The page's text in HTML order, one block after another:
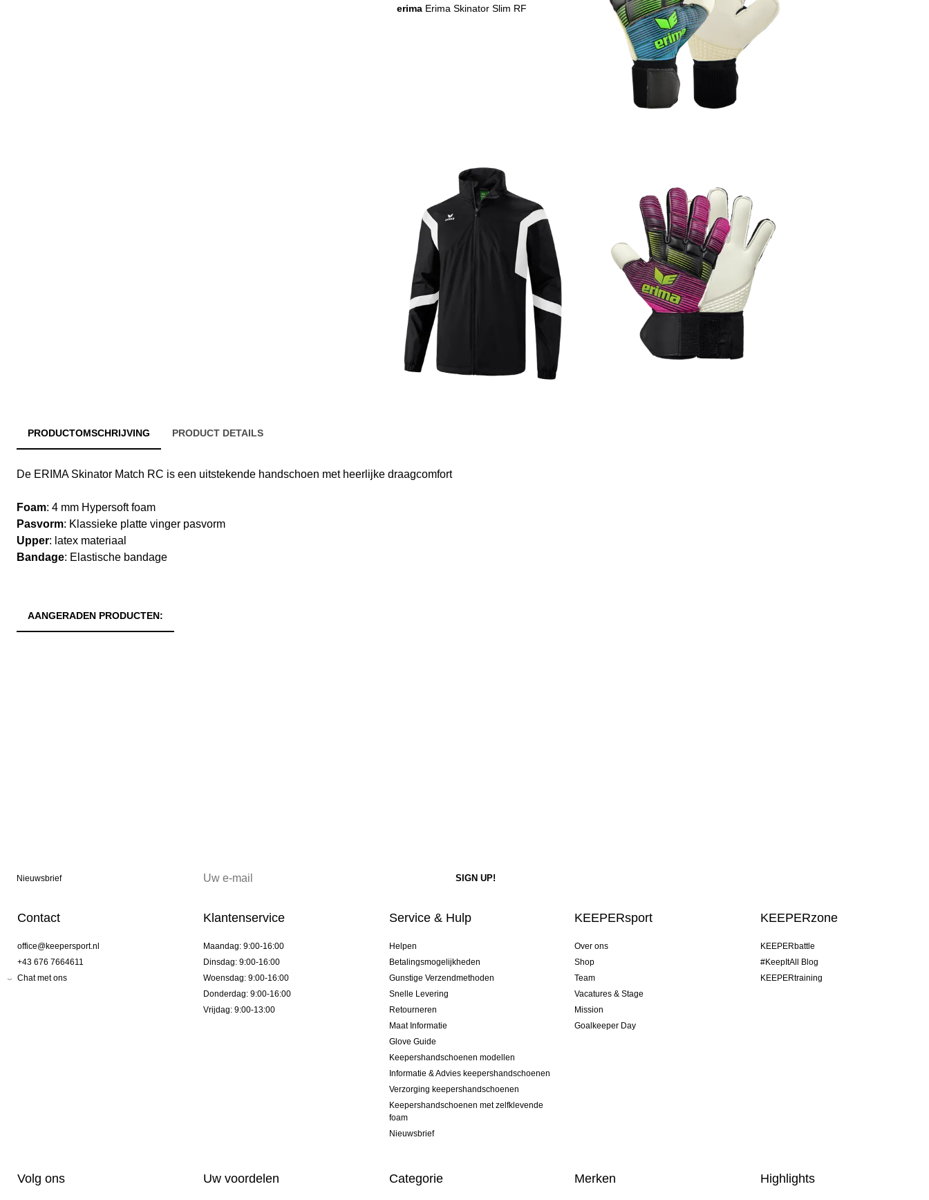
erima Erima Skinator Slim RF
PRODUCTOMSCHRIJVING PRODUCT DETAILS
De ERIMA Skinator Match RC is een uitstekende handschoen met heerlijke draagcomfort
Foam: 4 mm Hypersoft foam
Pasvorm: Klassieke platte vinger pasvorm
Upper: latex materiaal
Bandage: Elastische bandage
AANGERADEN PRODUCTEN:
Nieuwsbrief
Contact
office@keepersport.nl
+43 676 7664611
Chat met ons
Klantenservice
Maandag: 9:00-16:00
Dinsdag: 9:00-16:00
Woensdag: 9:00-16:00
Donderdag: 9:00-16:00
Vrijdag: 9:00-13:00
Service & Hulp
Helpen
Betalingsmogelijkheden
Gunstige Verzendmethoden
Snelle Levering
Retourneren
Maat Informatie
Glove Guide
Keepershandschoenen modellen
Informatie & Advies keepershandschoenen
Verzorging keepershandschoenen
Keepershandschoenen met zelfklevende
foam
Nieuwsbrief
KEEPERsport
Over ons
Shop
Team
Vacatures & Stage
Mission
Goalkeeper Day
KEEPERzone
KEEPERbattle
#KeepItAll Blog
KEEPERtraining
Volg ons Uw voordelen Categorie Merken Highlights